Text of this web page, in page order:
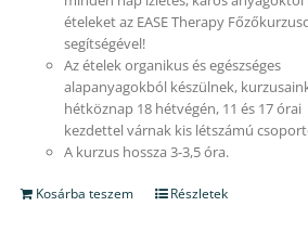
ételeket az EASE Therapy
segítségével!
Az ételek organikus és egészséges
alapanyagokból készülnek,
hétköznap 18 hétvégén, 11 és 17 órai
kezdettel várnak kis létszámú
A kurzus hossza 3-3,5 óra.
Kosárba teszem Részletek